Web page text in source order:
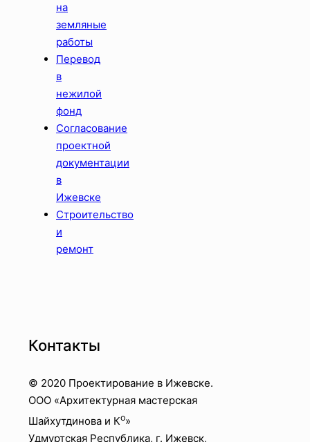
на
земляные
работы
Перевод
в
нежилой
фонд
Согласование
проектной
документации
в
Ижевске
Строительство
и
ремонт
Контакты
© 2020 Проектирование в Ижевске.
OOO «Архитектурная мастерская
Шайхутдинова и Ко»
Удмуртская Республика, г. Ижевск,